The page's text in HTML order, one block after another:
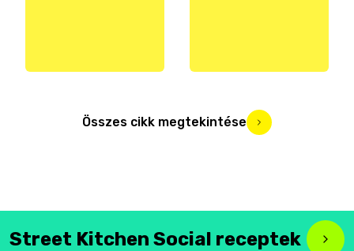
Összes cikk megtekintése
Street Kitchen Social receptek